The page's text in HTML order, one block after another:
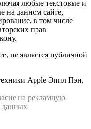
любые текстовые и
на данном сайте,
в том числе
прав
не является публичной
Apple Эппл Пэн,
на рекламную
данных